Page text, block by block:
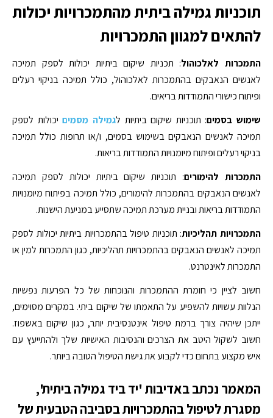
תוכניות גמילה ביתית מהתמכרויות יכולות
להתאים למגוון התמכרויות
התמכרות לאלכוהול: תכניות שיקום ביתיות יכולות לספק תמיכה
לאנשים הנאבקים בהתמכרות לאלכוהול, כולל תמיכה בניקוי רעלים
ופיתוח כישורי התמודדות בריאים.
שימוש בסמים: תוכניות שיקום ביתיות לגמילה מסמיםיכולות לספק
תמיכה לאנשים הנאבקים בשימוש בסמים, ו/או תרופות כולל תמיכה
בניקוי רעלים ופיתוח מיומנויות התמודדות בריאות.
התמכרות להימורים: תוכניות שיקום ביתיות יכולות לספק תמיכה
לאנשים הנאבקים בהתמכרות להימורים, כולל תמיכה בפיתוח מיומנויות
התמודדות בריאות ובניית מערכת תמיכה שתסייע במניעת הישנות.
התמכרויות תהליכיות: תוכניות טיפול בהתמכרויות ביתיות יכולות לספק
תמיכה לאנשים הנאבקים בהתמכרויות תהליכיות, כגון התמכרות למין או
התמכרות לאינטרנט.
חשוב לציין כי חומרת ההתמכרות והנוכחות של כל הפרעות נפשיות
הנלוות עשויות להשפיע על התאמתו של שיקום ביתי. במקרים מסוימים,
ייתכן שיהיה צורך ברמת טיפול אינטנסיבית יותר, כגון שיקום באשפוז.
חשוב לשקול היטב את הצרכים והנסיבות האישיות שלך ולהתייעץ עם
איש מקצוע בתחום כדי לקבוע את גישת הטיפול הטובה ביותר.
המאמר נכתב באדיבות 'יד ביד גמילה ביתית',
מסגרת לטיפול בהתמכרויות בסביבה הטבעית של